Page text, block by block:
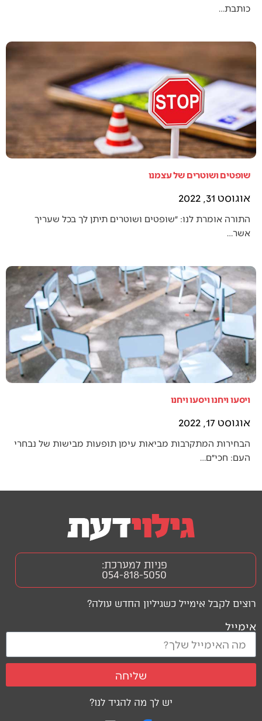
כותבת…
שופטים ושוטרים של עצמנו
אוגוסט 31, 2022
התורה אומרת לנו: ״שופטים ושוטרים תיתן לך בכל שעריך
אשר…
ויסעו ויחנו ויסעו ויחנו
אוגוסט 17, 2022
הבחירות המתקרבות מביאות עימן תופעות מבישות של נבחרי
העם: חכי״ם…
יש לך מה להגיד לנו?
רוצים לקבל אימייל כשגיליון החדש עולה?
אימייל
שליחה
פניות למערכת:
054-818-5050